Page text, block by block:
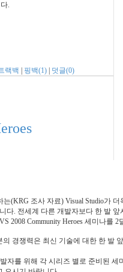
.
랙백 핑백(1) 덧글(0)
(KRG 조사 자료) Visual Studio가
다. 전세계 다른 개발자보다 한 발
2008 Community Heroes 세미나를
경쟁력은 최신 기술에 대한 한 발
자를 위해 각 시리즈 별로 준비된 세